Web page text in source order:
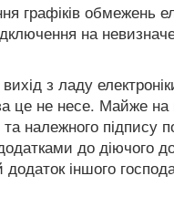
графіків обмежень
на
з ладу
це не несе. Майже
належного підпису
до діючого
іншого